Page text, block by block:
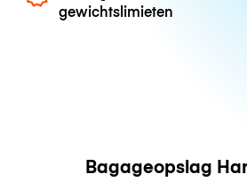
gewichtslimieten
Bagageopslag